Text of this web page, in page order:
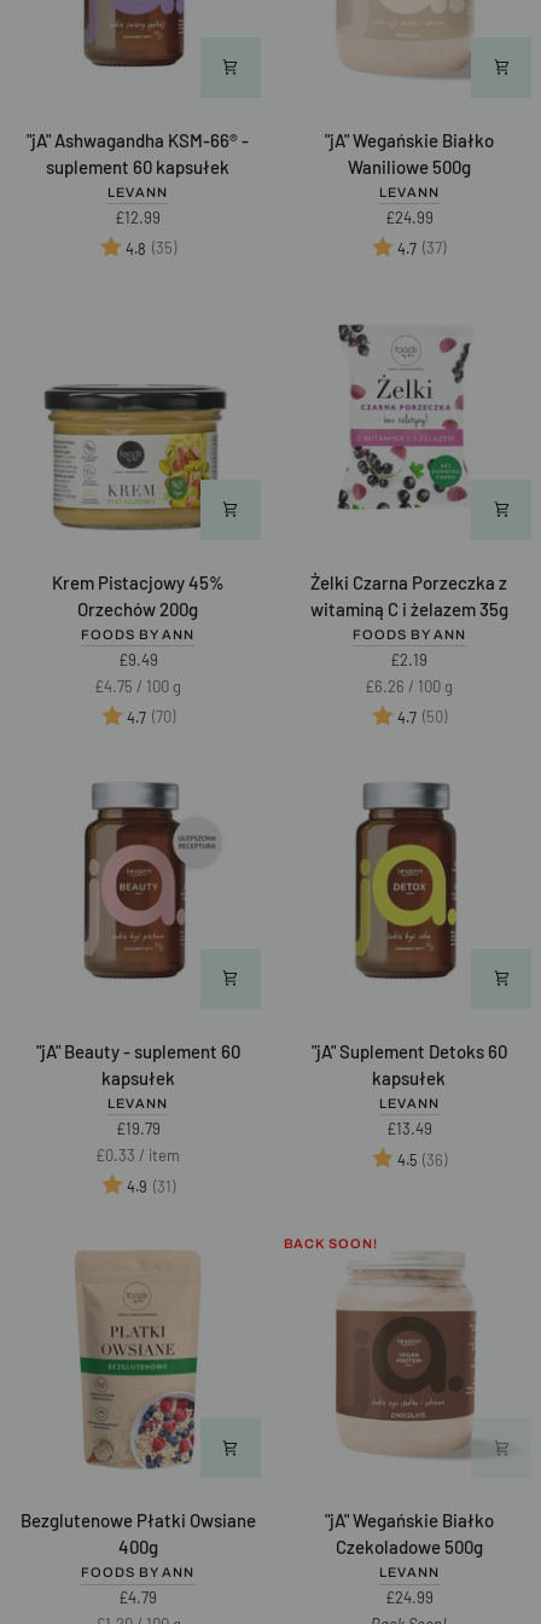
Ashwagandha
"jA" Ashwagandha KSM-66® -
suplement 60 kapsułek
LEVANN
£12.99
Ocena:
4.8 (35)na 5 gwiazdek
Wegańskie
"jA" Wegańskie Białko
Waniliowe 500g
LEVANN
£24.99
Ocena:
4.7 (37)na 5
Pistacjowy
Orzechów
Krem Pistacjowy 45%
Orzechów 200g
FOODS BY ANN
£9.49
Unit
price
£4.75 / per
100 g
Ocena:
4.7 (70)na 5 gwiazdek
Żelki
Czarna
Porzeczka
Żelki Czarna Porzeczka z
witaminą C i żelazem 35g
FOODS BY ANN
£2.19
Unit
price
£6.26 / per
100 g
Ocena:
4.7 (50)na 5
Beauty
"jA" Beauty - suplement 60
kapsułek
LEVANN
£19.79
Unit
price
£0.33 / per
item
Ocena:
4.9 (31)na 5 gwiazdek
Suplement
"jA" Suplement Detoks 60
kapsułek
LEVANN
£13.49
Ocena:
4.5 (36)na 5
Bezglutenowe
Płatki
Bezglutenowe Płatki Owsiane
400g
FOODS BY ANN
£4.79
BACK SOON!
Wegańskie
Czekoladowe
"jA" Wegańskie Białko
Czekoladowe 500g
LEVANN
£24.99